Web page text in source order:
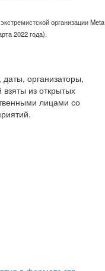
организации Meta
2022 года).
организаторы,
из открытых
лицами со